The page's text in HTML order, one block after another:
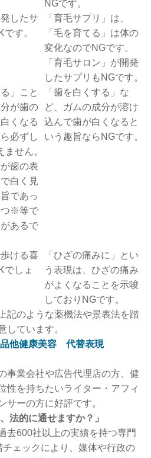
NGです。
したサ
す。
「育毛サプリ」は、
「毛を育てる」は体の
変化なのでNGです。
「育毛サロン」が開発
したサプリもNGです。
」こと
が歯の
くなる
必ずし
ません。
歯の表
白く見
であっ
つ※等で
あるで
「歯を白くする」な
ど、ガムの成分が溶け
込んで歯が白くなると
いう趣旨ならNGです。
歩ける喜
でしょ
「ひざの痛みに」とい
う表現は、ひざの痛み
がよくなることを示唆
しておりNGです。
記のような薬機法や景表法を踏
しています。
他健康美容 代替表現
事業会社や広告代理店の方、健
性を持ちたいライター・アフィ
ンサーの方に好評です。
法的に通せますか？」
去600社以上の実績を持つ専門
ェックにより、媒体や行政の